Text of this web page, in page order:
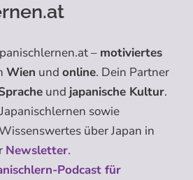
– motiviertes
Wien und online. Dein Partner
und japanische Kultur.
sowie
über Japan in
Newsletter.
Podcast für